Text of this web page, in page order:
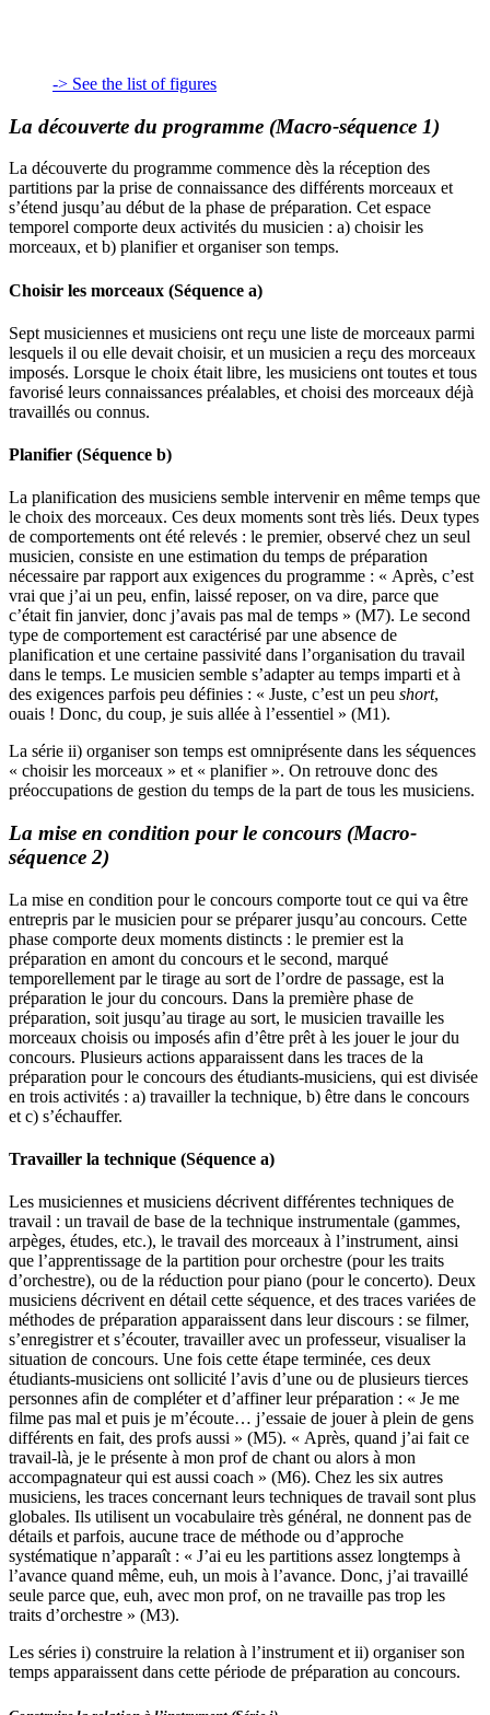
-> See the list of figures
La découverte du programme (Macro-séquence 1)
La découverte du programme commence dès la réception des
partitions par la prise de connaissance des différents morceaux et
s’étend jusqu’au début de la phase de préparation. Cet espace
temporel comporte deux activités du musicien : a) choisir les
morceaux, et b) planifier et organiser son temps.
Choisir les morceaux (Séquence a)
Sept musiciennes et musiciens ont reçu une liste de morceaux parmi
lesquels il ou elle devait choisir, et un musicien a reçu des morceaux
imposés. Lorsque le choix était libre, les musiciens ont toutes et tous
favorisé leurs connaissances préalables, et choisi des morceaux déjà
travaillés ou connus.
Planifier (Séquence b)
La planification des musiciens semble intervenir en même temps que
le choix des morceaux. Ces deux moments sont très liés. Deux types
de comportements ont été relevés : le premier, observé chez un seul
musicien, consiste en une estimation du temps de préparation
nécessaire par rapport aux exigences du programme : « Après, c’est
vrai que j’ai un peu, enfin, laissé reposer, on va dire, parce que
c’était fin janvier, donc j’avais pas mal de temps » (M7). Le second
type de comportement est caractérisé par une absence de
planification et une certaine passivité dans l’organisation du travail
dans le temps. Le musicien semble s’adapter au temps imparti et à
des exigences parfois peu définies : « Juste, c’est un peu short,
ouais ! Donc, du coup, je suis allée à l’essentiel » (M1).
La série ii) organiser son temps est omniprésente dans les séquences
« choisir les morceaux » et « planifier ». On retrouve donc des
préoccupations de gestion du temps de la part de tous les musiciens.
La mise en condition pour le concours (Macro-
séquence 2)
La mise en condition pour le concours comporte tout ce qui va être
entrepris par le musicien pour se préparer jusqu’au concours. Cette
phase comporte deux moments distincts : le premier est la
préparation en amont du concours et le second, marqué
temporellement par le tirage au sort de l’ordre de passage, est la
préparation le jour du concours. Dans la première phase de
préparation, soit jusqu’au tirage au sort, le musicien travaille les
morceaux choisis ou imposés afin d’être prêt à les jouer le jour du
concours. Plusieurs actions apparaissent dans les traces de la
préparation pour le concours des étudiants-musiciens, qui est divisée
en trois activités : a) travailler la technique, b) être dans le concours
et c) s’échauffer.
Travailler la technique (Séquence a)
Les musiciennes et musiciens décrivent différentes techniques de
travail : un travail de base de la technique instrumentale (gammes,
arpèges, études, etc.), le travail des morceaux à l’instrument, ainsi
que l’apprentissage de la partition pour orchestre (pour les traits
d’orchestre), ou de la réduction pour piano (pour le concerto). Deux
musiciens décrivent en détail cette séquence, et des traces variées de
méthodes de préparation apparaissent dans leur discours : se filmer,
s’enregistrer et s’écouter, travailler avec un professeur, visualiser la
situation de concours. Une fois cette étape terminée, ces deux
étudiants-musiciens ont sollicité l’avis d’une ou de plusieurs tierces
personnes afin de compléter et d’affiner leur préparation : « Je me
filme pas mal et puis je m’écoute… j’essaie de jouer à plein de gens
différents en fait, des profs aussi » (M5). « Après, quand j’ai fait ce
travail-là, je le présente à mon prof de chant ou alors à mon
accompagnateur qui est aussi coach » (M6). Chez les six autres
musiciens, les traces concernant leurs techniques de travail sont plus
globales. Ils utilisent un vocabulaire très général, ne donnent pas de
détails et parfois, aucune trace de méthode ou d’approche
systématique n’apparaît : « J’ai eu les partitions assez longtemps à
l’avance quand même, euh, un mois à l’avance. Donc, j’ai travaillé
seule parce que, euh, avec mon prof, on ne travaille pas trop les
traits d’orchestre » (M3).
Les séries i) construire la relation à l’instrument et ii) organiser son
temps apparaissent dans cette période de préparation au concours.